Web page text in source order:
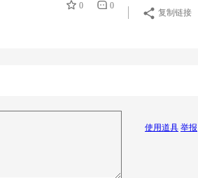
0 0
复制链接
使用道具 举报